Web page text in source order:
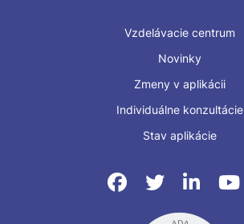
Vzdelávacie centrum
Novinky
Zmeny v aplikácii
Individuálne konzultácie
Stav aplikácie